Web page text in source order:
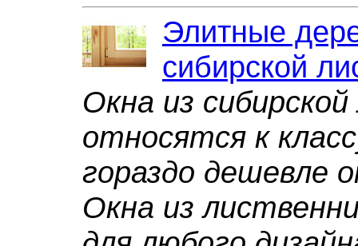
Элитные
сибирской
Окна из
относятся к
гораздо дешевле
Окна из